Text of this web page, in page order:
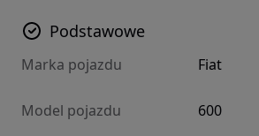
Podstawowe
Marka pojazdu Fiat
Model pojazdu 600